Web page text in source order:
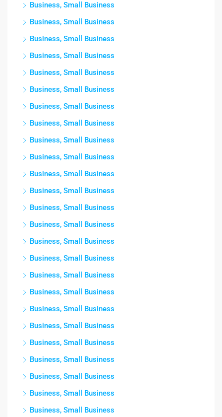
Business, Small Business
Business, Small Business
Business, Small Business
Business, Small Business
Business, Small Business
Business, Small Business
Business, Small Business
Business, Small Business
Business, Small Business
Business, Small Business
Business, Small Business
Business, Small Business
Business, Small Business
Business, Small Business
Business, Small Business
Business, Small Business
Business, Small Business
Business, Small Business
Business, Small Business
Business, Small Business
Business, Small Business
Business, Small Business
Business, Small Business
Business, Small Business
Business, Small Business